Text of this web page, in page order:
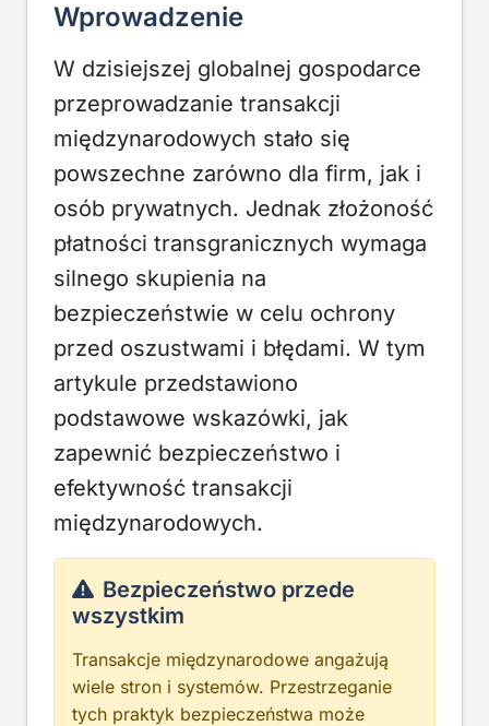
Wprowadzenie
W dzisiejszej globalnej gospodarce
przeprowadzanie transakcji
międzynarodowych stało się
powszechne zarówno dla firm, jak i
osób prywatnych. Jednak złożoność
płatności transgranicznych wymaga
silnego skupienia na
bezpieczeństwie w celu ochrony
przed oszustwami i błędami. W tym
artykule przedstawiono
podstawowe wskazówki, jak
zapewnić bezpieczeństwo i
efektywność transakcji
międzynarodowych.
Bezpieczeństwo przede
wszystkim
Transakcje międzynarodowe angażują
wiele stron i systemów. Przestrzeganie
tych praktyk bezpieczeństwa może